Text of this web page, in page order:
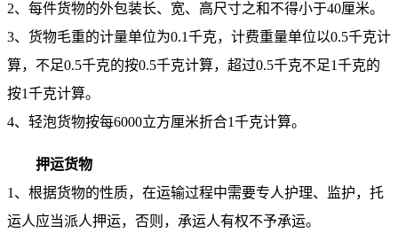
2、每件货物的外包装长、宽、高尺寸之和不得小于40厘米。
3、货物毛重的计量单位为0.1千克，计费重量单位以0.5千克计
算，不足0.5千克的按0.5千克计算，超过0.5千克不足1千克的
按1千克计算。
4、轻泡货物按每6000立方厘米折合1千克计算。
押运货物
1、根据货物的性质，在运输过程中需要专人护理、监护，托
运人应当派人押运，否则，承运人有权不予承运。